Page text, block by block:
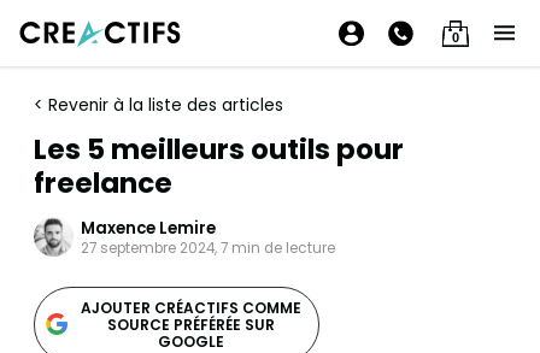
0
< Revenir à la liste des articles
Les 5 meilleurs outils pour
freelance
Maxence Lemire
27 septembre 2024, 7 min de lecture
AJOUTER CRÉACTIFS COMME
SOURCE PRÉFÉRÉE SUR
GOOGLE